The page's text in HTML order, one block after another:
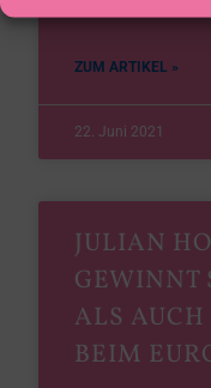
ZUM ARTIKEL »
22. Juni 2021
JULIAN
GEWINNT
ALS
BEIM